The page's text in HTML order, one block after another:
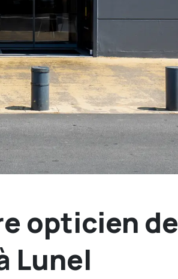
opticien de
Lunel